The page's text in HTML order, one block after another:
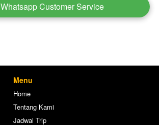
Whatsapp Customer Service
Menu
Home
Tentang Kami
Jadwal Trip